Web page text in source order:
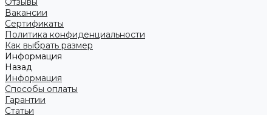
Вакансии
Сертификаты
Политика конфиденциальности
Как выбрать размер
Информация
Назад
Информация
Способы оплаты
Гарантии
Статьи